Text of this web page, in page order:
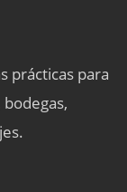
prácticas para